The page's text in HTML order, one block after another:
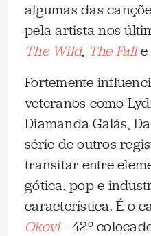
algumas das
pela artista nos
The Wild, The Falle
Fortemente
veteranos como
Diamanda Galás,
série de outros
transitar entre
gótica, pop e
característica. É o
Okovi– 42º